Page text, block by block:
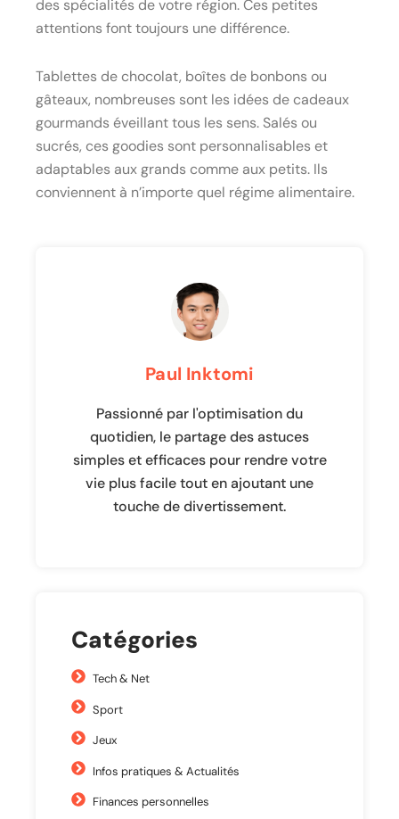
des spécialités de votre région. Ces petites
attentions font toujours une différence.
Tablettes de chocolat, boîtes de bonbons ou
gâteaux, nombreuses sont les idées de cadeaux
gourmands éveillant tous les sens. Salés ou
sucrés, ces goodies sont personnalisables et
adaptables aux grands comme aux petits. Ils
conviennent à n’importe quel régime alimentaire.
Paul Inktomi
Passionné par l'optimisation du
quotidien, le partage des astuces
simples et efficaces pour rendre votre
vie plus facile tout en ajoutant une
touche de divertissement.
Catégories
Tech & Net
Sport
Jeux
Infos pratiques & Actualités
Finances personnelles